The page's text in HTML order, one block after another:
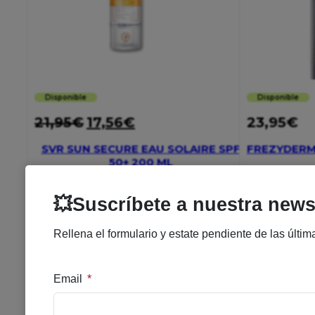
Disponible
21,95€17,56€
SVR SUN SECURE EAU SOLAIRE SPF
50+ 200 ML
Disponible
23,95€